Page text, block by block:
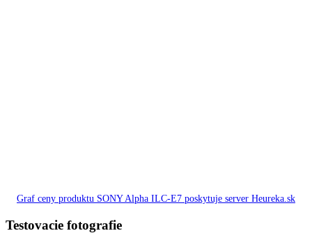
Graf ceny produktu SONY Alpha ILC-E7 poskytuje server Heureka.sk
Testovacie fotografie